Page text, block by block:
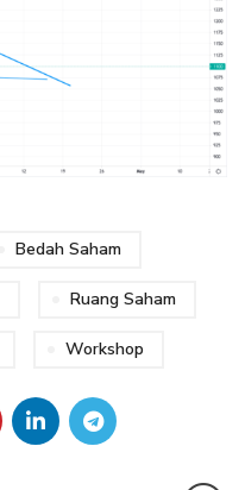
Bedah Saham
Ruang Saham
Workshop